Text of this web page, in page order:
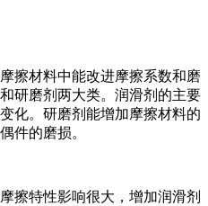
擦材料中能改进摩擦系数和磨
研磨剂两大类。润滑剂的主要
化。研磨剂能增加摩擦材料的
件的磨损。
擦特性影响很大，增加润滑剂